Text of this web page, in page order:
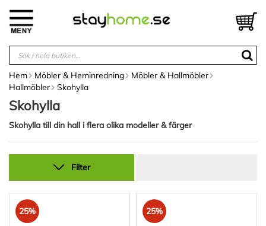
innehållet
Hem Möbler & Heminredning
Möbler & Hallmöbler
Hallmöbler
Skohylla
Skohylla
Skohylla till din hall i flera olika modeller & färger
Filter
25% 25%